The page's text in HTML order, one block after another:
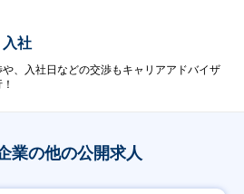
入社
や、入社日などの交渉もキャリアアドバイザ
業の他の公開求人